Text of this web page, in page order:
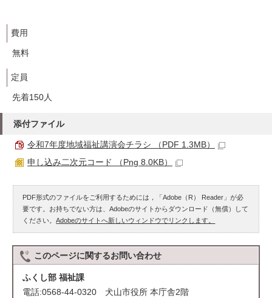
費用
無料
定員
先着150人
添付ファイル
令和7年度地域福祉講演会チラシ （PDF 1.3MB）
申し込み二次元コード （Png 8.0KB）
PDF形式のファイルをご利用するためには，「Adobe（R） Reader」が必
要です。お持ちでない方は、Adobeのサイトからダウンロード（無償）して
ください。Adobeのサイトへ新しいウィンドウでリンクします。
このページに関するお問い合わせ
ふくし部 福祉課
電話:0568-44-0320 犬山市役所 本庁舎2階